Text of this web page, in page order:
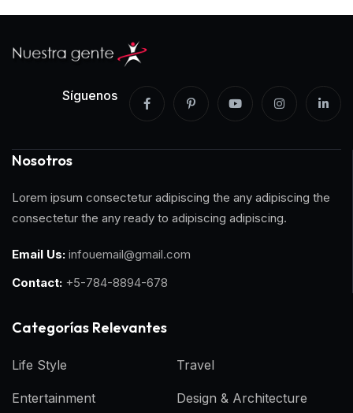
Síguenos
Nosotros
Lorem ipsum consectetur adipiscing the any adipiscing the
consectetur the any ready to adipiscing adipiscing.
Email Us: infouemail@gmail.com
Contact: +5-784-8894-678
Categorías Relevantes
Life Style
Entertainment
Travel
Design & Architecture